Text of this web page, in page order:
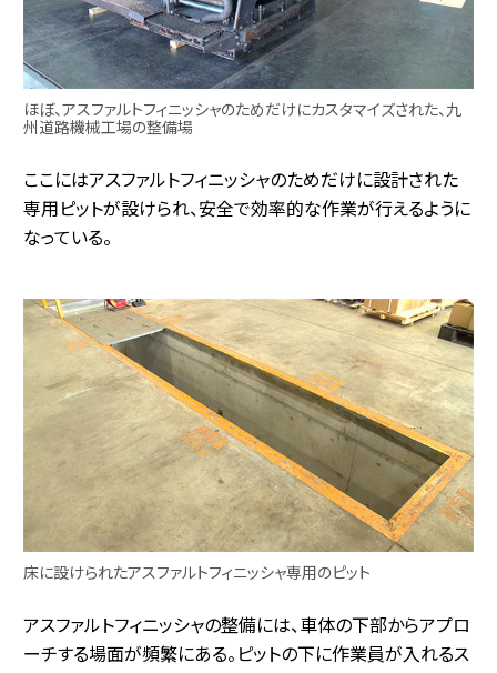
ほぼ、アスファルトフィニッシャのためだけにカスタマイズされた、九
州道路機械工場の整備場
ここにはアスファルトフィニッシャのためだけに設計された
専用ピットが設けられ、安全で効率的な作業が行えるように
なっている。
床に設けられたアスファルトフィニッシャ専用のピット
アスファルトフィニッシャの整備には、車体の下部からアプロ
ーチする場面が頻繁にある。ピットの下に作業員が入れるス